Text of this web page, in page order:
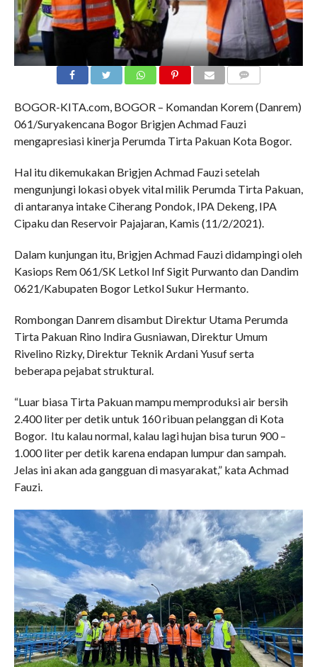
BOGOR-KITA.com, BOGOR – Komandan Korem (Danrem)
061/Suryakencana Bogor Brigjen Achmad Fauzi
mengapresiasi kinerja Perumda Tirta Pakuan Kota Bogor.
Hal itu dikemukakan Brigjen Achmad Fauzi setelah
mengunjungi lokasi obyek vital milik Perumda Tirta Pakuan,
di antaranya intake Ciherang Pondok, IPA Dekeng, IPA
Cipaku dan Reservoir Pajajaran, Kamis (11/2/2021).
Dalam kunjungan itu, Brigjen Achmad Fauzi didampingi oleh
Kasiops Rem 061/SK Letkol Inf Sigit Purwanto dan Dandim
0621/Kabupaten Bogor Letkol Sukur Hermanto.
Rombongan Danrem disambut Direktur Utama Perumda
Tirta Pakuan Rino Indira Gusniawan, Direktur Umum
Rivelino Rizky, Direktur Teknik Ardani Yusuf serta
beberapa pejabat struktural.
“Luar biasa Tirta Pakuan mampu memproduksi air bersih
2.400 liter per detik untuk 160 ribuan pelanggan di Kota
Bogor. Itu kalau normal, kalau lagi hujan bisa turun 900 –
1.000 liter per detik karena endapan lumpur dan sampah.
Jelas ini akan ada gangguan di masyarakat,” kata Achmad
Fauzi.